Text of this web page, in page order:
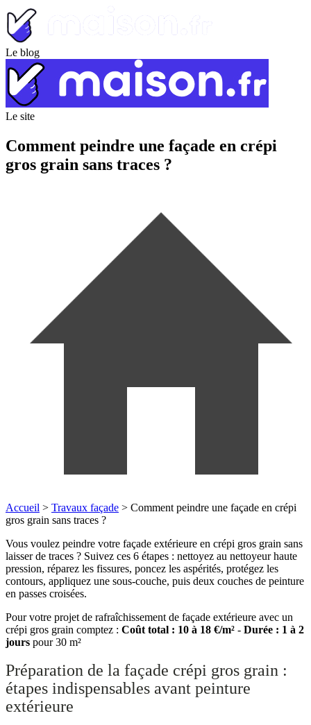
Le blog
Le site
Comment peindre une façade en crépi
gros grain sans traces ?
Accueil > Travaux façade > Comment peindre une façade en crépi
gros grain sans traces ?
Vous voulez peindre votre façade extérieure en crépi gros grain sans
laisser de traces ? Suivez ces 6 étapes : nettoyez au nettoyeur haute
pression, réparez les fissures, poncez les aspérités, protégez les
contours, appliquez une sous-couche, puis deux couches de peinture
en passes croisées.
Pour votre projet de rafraîchissement de façade extérieure avec un
crépi gros grain comptez : Coût total : 10 à 18 €/m² - Durée : 1 à 2
jours pour 30 m²
Préparation de la façade crépi gros grain :
étapes indispensables avant peinture
extérieure